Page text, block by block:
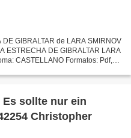
GIBRALTAR de LARA SMIRNOV
ESTRECHA DE GIBRALTAR LARA
CASTELLANO Formatos: Pdf,
sollte nur ein
Christopher